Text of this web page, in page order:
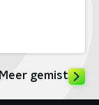
Meer gemist